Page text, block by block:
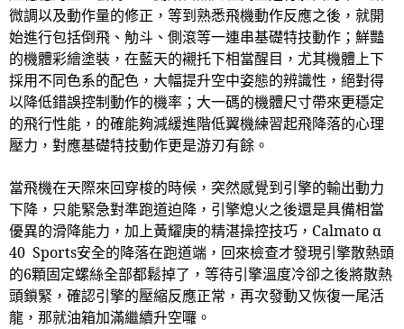
微調以及動作量的修正，等到熟悉飛機動作反應之後，就開
始進行包括倒飛、觔斗、側滾等一連串基礎特技動作；鮮豔
的機體彩繪塗裝，在藍天的襯托下相當醒目，尤其機體上下
採用不同色系的配色，大幅提升空中姿態的辨識性，絕對得
以降低錯誤控制動作的機率；大一碼的機體尺寸帶來更穩定
的飛行性能，的確能夠減緩進階低翼機練習起飛降落的心理
壓力，對應基礎特技動作更是游刃有餘。
當飛機在天際來回穿梭的時候，突然感覺到引擎的輸出動力
下降，只能緊急對準跑道迫降，引擎熄火之後還是具備相當
優異的滑降能力，加上黃耀庚的精湛操控技巧， Calmatoα
40 Sports安全的降落在跑道端，回來檢查才發現引擎散熱頭
的6顆固定螺絲全部都鬆掉了，等待引擎溫度冷卻之後將散熱
頭鎖緊，確認引擎的壓縮反應正常，再次發動又恢復一尾活
龍，那就油箱加滿繼續升空囉。